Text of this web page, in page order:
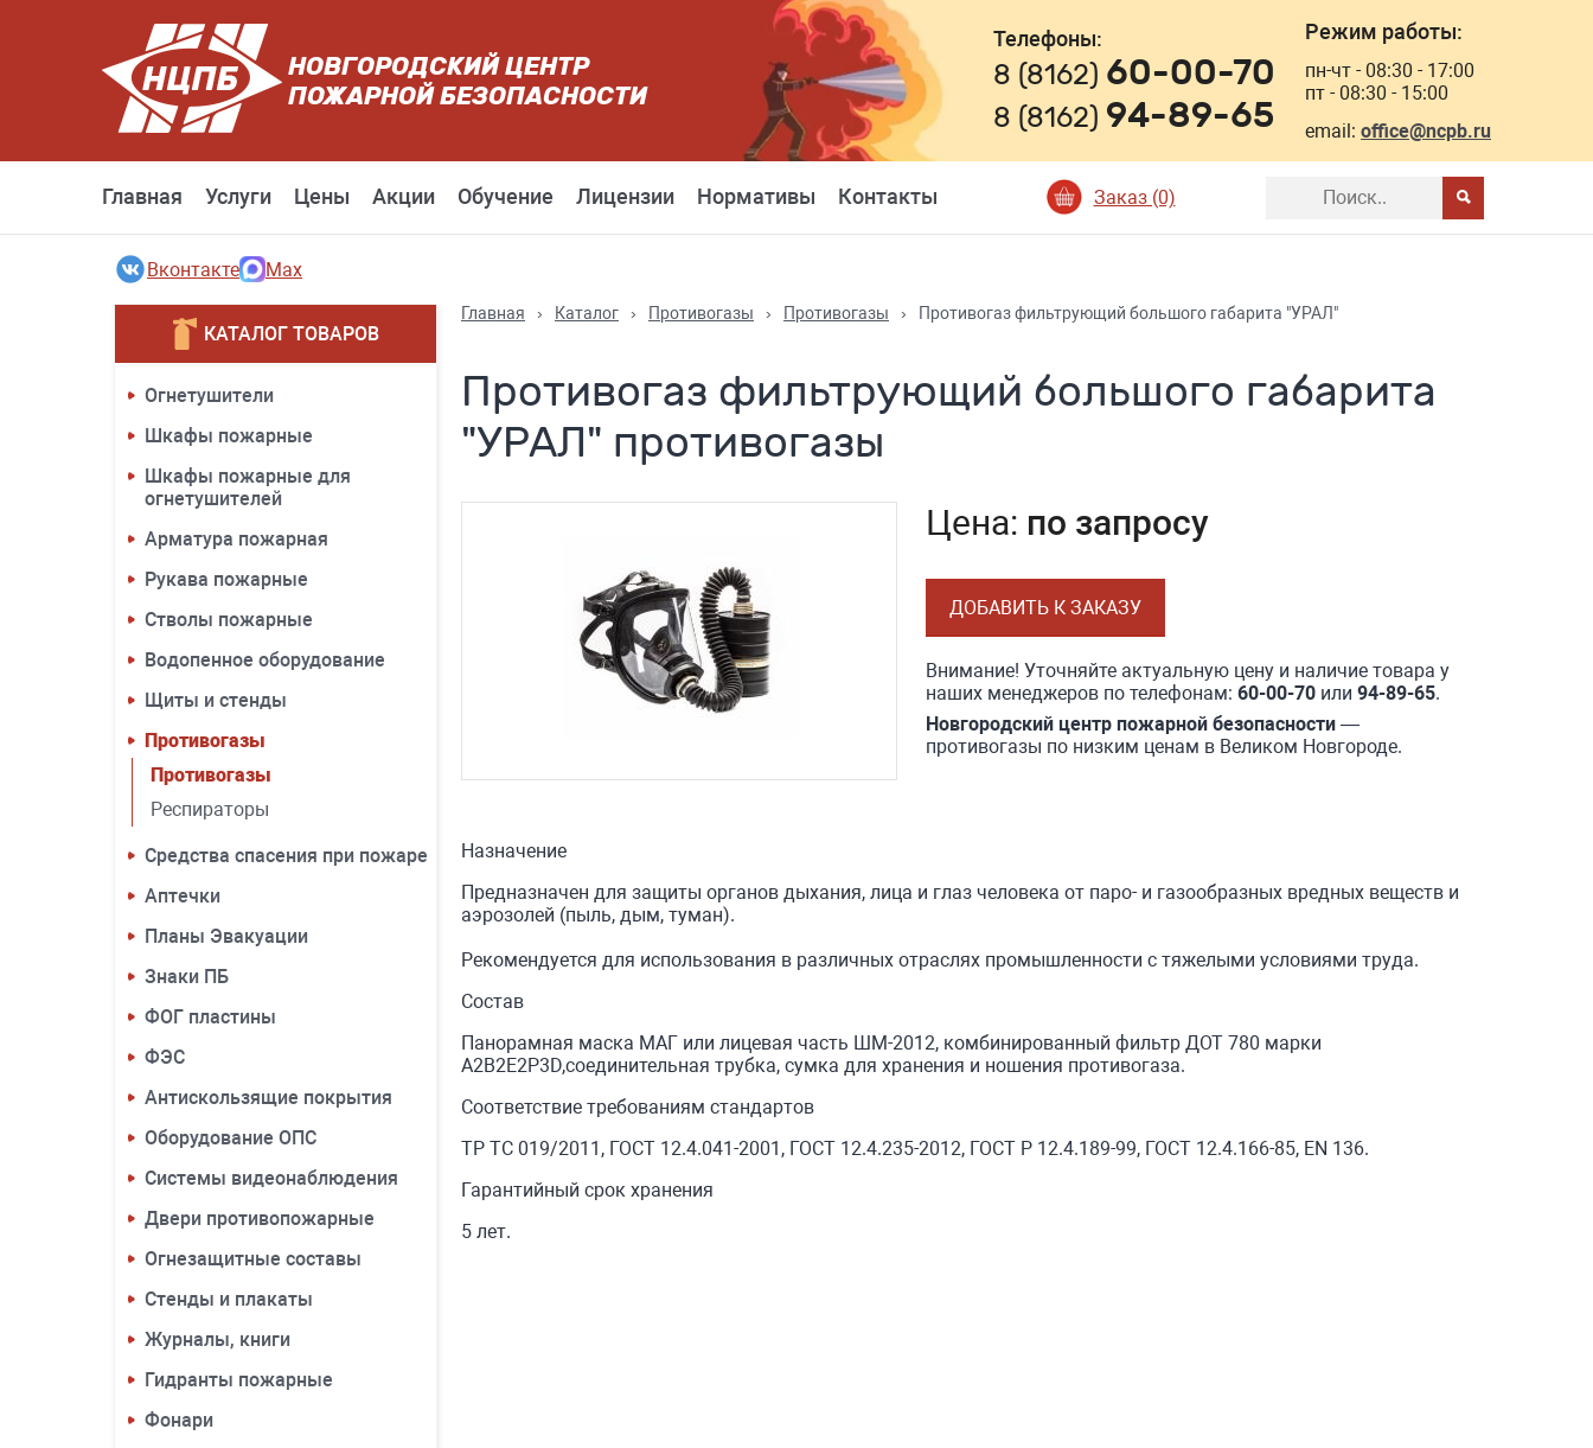
НОВГОРОДСКИЙ ЦЕНТР
ПОЖАРНОЙ БЕЗОПАСНОСТИ
Телефоны:
8 (8162) 60-00-70
8 (8162) 94-89-65
Режим работы:
пн-чт - 08:30 - 17:00
пт - 08:30 - 15:00
email: office@ncpb.ru
Главная Услуги Цены Акции Обучение Лицензии Нормативы Контакты Заказ (0)
Вконтакте Max
КАТАЛОГ ТОВАРОВ
Огнетушители
Шкафы пожарные
Шкафы пожарные для
огнетушителей
Арматура пожарная
Рукава пожарные
Стволы пожарные
Водопенное оборудование
Щиты и стенды
Противогазы
Противогазы
Респираторы
Средства спасения при пожаре
Аптечки
Планы Эвакуации
Знаки ПБ
ФОГ пластины
ФЭС
Антискользящие покрытия
Оборудование ОПС
Системы видеонаблюдения
Двери противопожарные
Огнезащитные составы
Стенды и плакаты
Журналы, книги
Гидранты пожарные
Фонари
Главная › Каталог › Противогазы › Противогазы › Противогаз фильтрующий большого габарита "УРАЛ"
Противогаз фильтрующий большого габарита
"УРАЛ" противогазы
Цена: по запросу
ДОБАВИТЬ К ЗАКАЗУ
Внимание! Уточняйте актуальную цену и наличие товара у
наших менеджеров по телефонам: 60-00-70или 94-89-65.
Новгородский центр пожарной безопасности—
противогазы по низким ценам в Великом Новгороде.
Назначение
Предназначен для защиты органов дыхания, лица и глаз человека от паро- и газообразных вредных веществ и
аэрозолей (пыль, дым, туман).
Рекомендуется для использования в различных отраслях промышленности с тяжелыми условиями труда.
Состав
Панорамная маска МАГ или лицевая часть ШМ-2012, комбинированный фильтр ДОТ 780 марки
А2В2Е2Р3D,соединительная трубка, сумка для хранения и ношения противогаза.
Соответствие требованиям стандартов
ТР ТС 019/2011, ГОСТ 12.4.041-2001, ГОСТ 12.4.235-2012, ГОСТ Р 12.4.189-99, ГОСТ 12.4.166-85, EN 136.
Гарантийный срок хранения
5 лет.